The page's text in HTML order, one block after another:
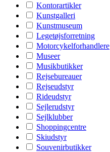
Kontorartikler
Kunstgalleri
Kunstmuseum
Legetøjsforretning
Motorcykelforhandlere
Museer
Musikbutikker
Rejsebureauer
Rejseudstyr
Rideudstyr
Sejlerudstyr
Sejlklubber
Shoppingcentre
Skiudstyr
Souvenirbutikker